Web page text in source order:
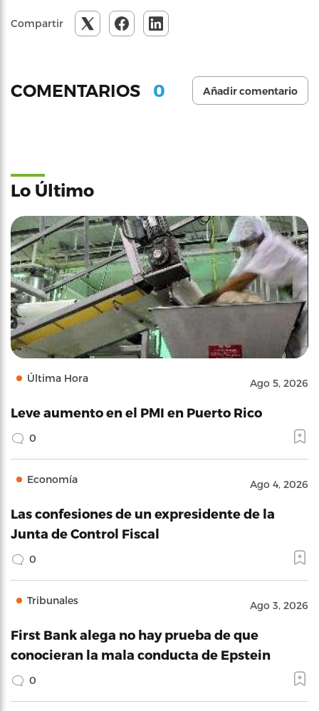
Compartir
COMENTARIOS 0 Añadir comentario
Lo Último
Última Hora Ago 5, 2026
Leve aumento en el PMI en Puerto Rico
0
Economía Ago 4, 2026
Las confesiones de un expresidente de la
Junta de Control Fiscal
0
Tribunales Ago 3, 2026
First Bank alega no hay prueba de que
conocieran la mala conducta de Epstein
0